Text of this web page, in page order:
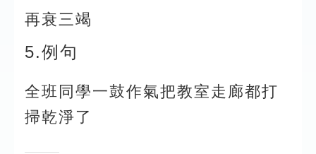
再衰三竭
5.例句
全班同學一鼓作氣把教室走廊都打
掃乾淨了